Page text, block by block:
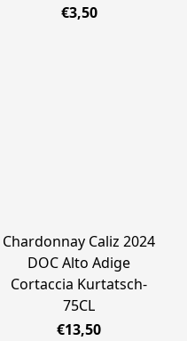
€3,50
Chardonnay Caliz 2024
DOC Alto Adige
Cortaccia Kurtatsch-
75CL
€13,50